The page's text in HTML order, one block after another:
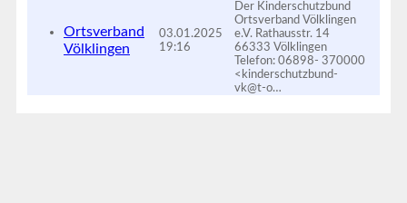
Ortsverband
Völklingen
03.01.2025
19:16
Der Kinderschutzbund
Ortsverband Völklingen
e.V. Rathausstr. 14
66333 Völklingen
Telefon: 06898- 370000
<kinderschutzbund-
vk@t-o…